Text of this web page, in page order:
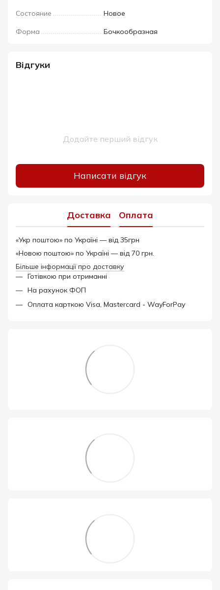
Состояние Новое
Форма Бочкообразная
Відгуки
Додайте перший відгук
Написати відгук
Доставка Оплата
«Укр поштою» по Україні — від 35грн
«Новою поштою» по Україні — від 70 грн.
Більше інформації про доставку
Готівкою при отриманні
На рахунок ФОП
Оплата карткою Visa, Mastercard - WayForPay